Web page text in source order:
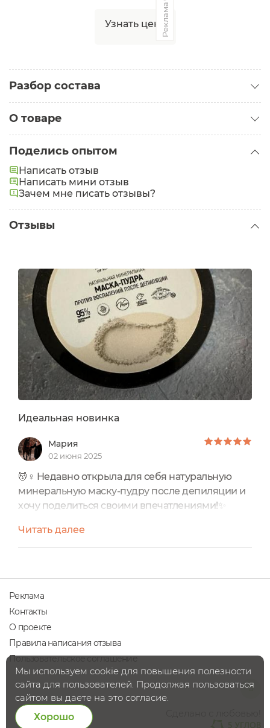
Узнать ценуРеклама
Разбор состава
О товаре
Состав:
(каолин), Zinc oxide (оксид цинка), Allantoin
(аллантоин), Chamomilla recutita extract (экстракт
ромашки), Aloe vera leaf extract (экстракт алоэ
вера).
Поделись опытом
Написать отзыв
Написать мини отзыв
Зачем мне писать отзывы?
Отзывы
Идеальная новинка
Мария
02 июня 2025
💆♀ Недавно открыла для себя натуральную
минеральную маску-пудру после депиляции и
хочу поделиться своими впечатлениями!✨
после процедур удаления волос. Благодаря
натуральному составу с экстрактами ромашки и
перестает быть воспаленной.✅ Особенно
радует, что маска не содержит талька и не
забивает поры, что предотвращает...
Читать далее
Реклама
Контакты
О проекте
Правила написания отзыва
Пользовательское соглашение
Мы используем cookie для повышения полезности
сайта для пользователей. Продолжая пользоваться
сайтом вы даете на это согласие.
Хорошо